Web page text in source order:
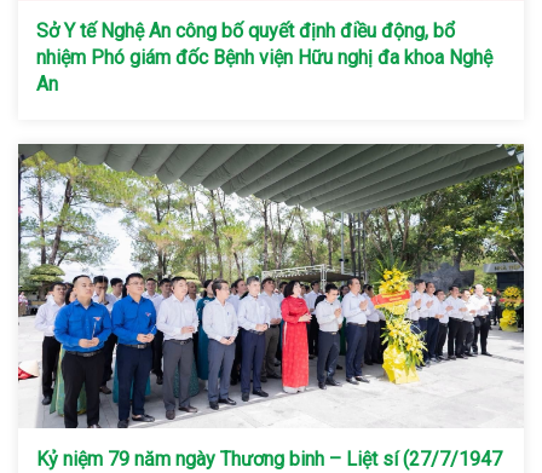
Sở Y tế Nghệ An công bố quyết định điều động, bổ
nhiệm Phó giám đốc Bệnh viện Hữu nghị đa khoa Nghệ
An
Kỷ niệm 79 năm ngày Thương binh – Liệt sí (27/7/1947